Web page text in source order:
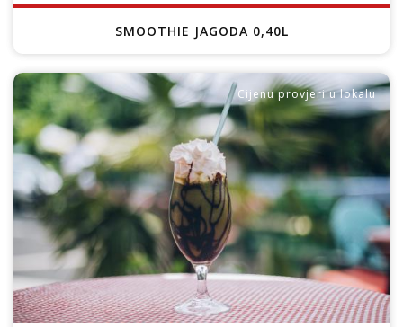
SMOOTHIE JAGODA 0,40L
Cijenu provjeri u lokalu